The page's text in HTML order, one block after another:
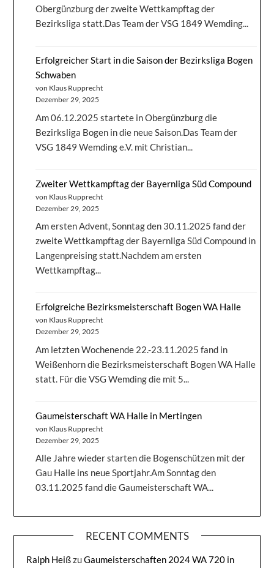
Obergünzburg der zweite Wettkampftag der
Bezirksliga statt.Das Team der VSG 1849 Wemding...
Erfolgreicher Start in die Saison der Bezirksliga Bogen
Schwaben
von Klaus Rupprecht
Dezember 29, 2025
Am 06.12.2025 startete in Obergünzburg die
Bezirksliga Bogen in die neue Saison.Das Team der
VSG 1849 Wemding e.V. mit Christian...
Zweiter Wettkampftag der Bayernliga Süd Compound
von Klaus Rupprecht
Dezember 29, 2025
Am ersten Advent, Sonntag den 30.11.2025 fand der
zweite Wettkampftag der Bayernliga Süd Compound in
Langenpreising statt.Nachdem am ersten
Wettkampftag...
Erfolgreiche Bezirksmeisterschaft Bogen WA Halle
von Klaus Rupprecht
Dezember 29, 2025
Am letzten Wochenende 22.-23.11.2025 fand in
Weißenhorn die Bezirksmeisterschaft Bogen WA Halle
statt. Für die VSG Wemding die mit 5...
Gaumeisterschaft WA Halle in Mertingen
von Klaus Rupprecht
Dezember 29, 2025
Alle Jahre wieder starten die Bogenschützen mit der
Gau Halle ins neue Sportjahr.Am Sonntag den
03.11.2025 fand die Gaumeisterschaft WA...
RECENT COMMENTS
Ralph HeißzuGaumeisterschaften 2024 WA 720 in